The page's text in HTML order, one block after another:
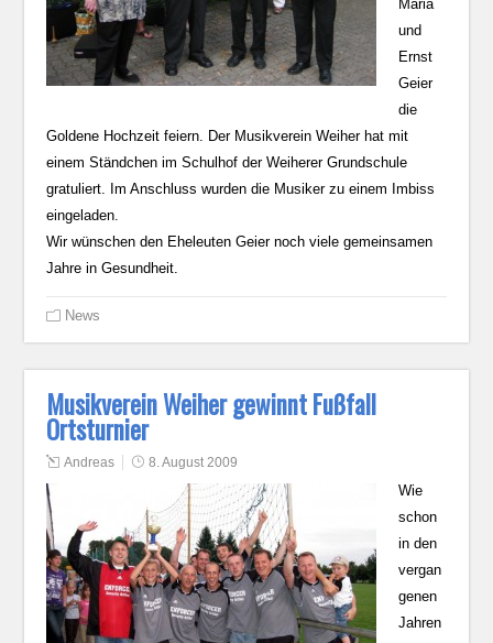
Maria
und
Ernst
Geier
die
Goldene Hochzeit feiern. Der Musikverein Weiher hat mit
einem Ständchen im Schulhof der Weiherer Grundschule
gratuliert. Im Anschluss wurden die Musiker zu einem Imbiss
eingeladen.
Wir wünschen den Eheleuten Geier noch viele gemeinsamen
Jahre in Gesundheit.
News
Musikverein Weiher gewinnt Fußfall
Ortsturnier
Andreas 8. August 2009
Wie
schon
in den
vergan
genen
Jahren